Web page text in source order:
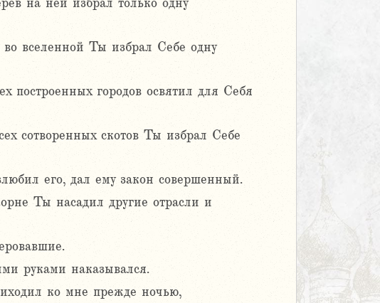
на ней избрал только одну
вселенной Ты избрал Себе одну
построенных городов освятил для Себя
сотворенных скотов Ты избрал Себе
его, дал ему закон совершенный.
Ты насадил другие отрасли и
руками наказывался.
ко мне прежде ночью,